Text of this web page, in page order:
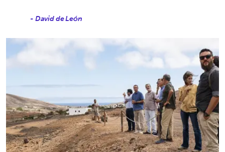
- David de León